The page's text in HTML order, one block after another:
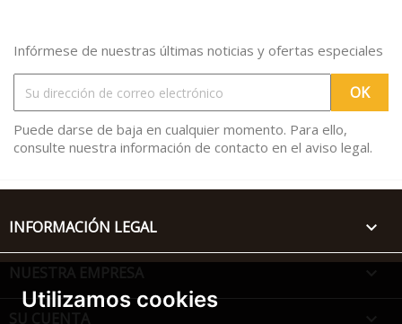
Utilizamos cookies
Infórmese de nuestras últimas noticias y ofertas especiales
Puede darse de baja en cualquier momento. Para ello,
consulte nuestra información de contacto en el aviso legal.
INFORMACIÓN LEGAL 